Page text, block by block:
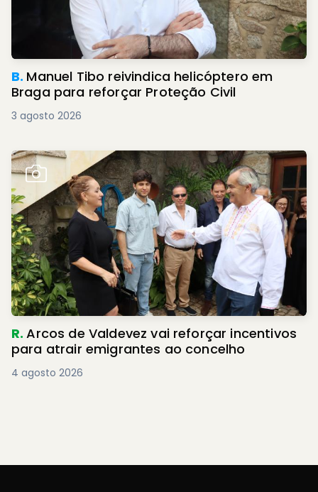
B. Manuel Tibo reivindica helicóptero em
Braga para reforçar Proteção Civil
3 agosto 2026
R.Arcos de Valdevez vai reforçar incentivos
para atrair emigrantes ao concelho
4 agosto 2026